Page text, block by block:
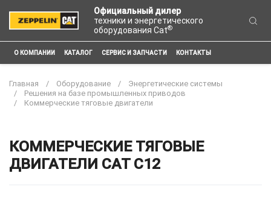
Официальный дилер
техники и энергетического
оборудования Cat®
О КОМПАНИИ КАТАЛОГ СЕРВИС И ЗАПЧАСТИ КОНТАКТЫ
Главная Оборудование
Энергетические системы
Решения на базе промышленных приводов
Коммерческие тяговые двигатели
КОММЕРЧЕСКИЕ ТЯГОВЫЕ
ДВИГАТЕЛИ CAT C12